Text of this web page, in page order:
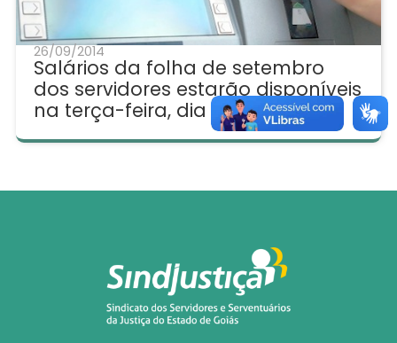
26/09/2014
Salários da folha de setembro
dos servidores estarão disponíveis
na terça-feira, dia 30